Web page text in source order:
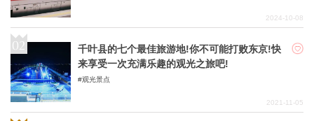
2024-10-08
千叶县的七个最佳旅游地!你不可能打败东京!快
来享受一次充满乐趣的观光之旅吧!
观光景点
2021-11-05